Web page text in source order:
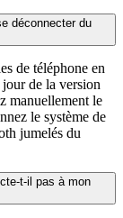
déconnecter du
de téléphone en
de la version
manuellement le
le système de
jumelés du
t-il pas à mon